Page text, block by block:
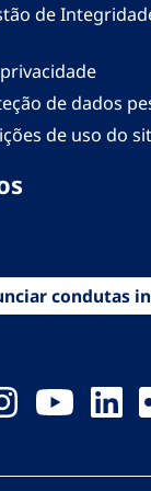
de
de dados
de uso do
condutas